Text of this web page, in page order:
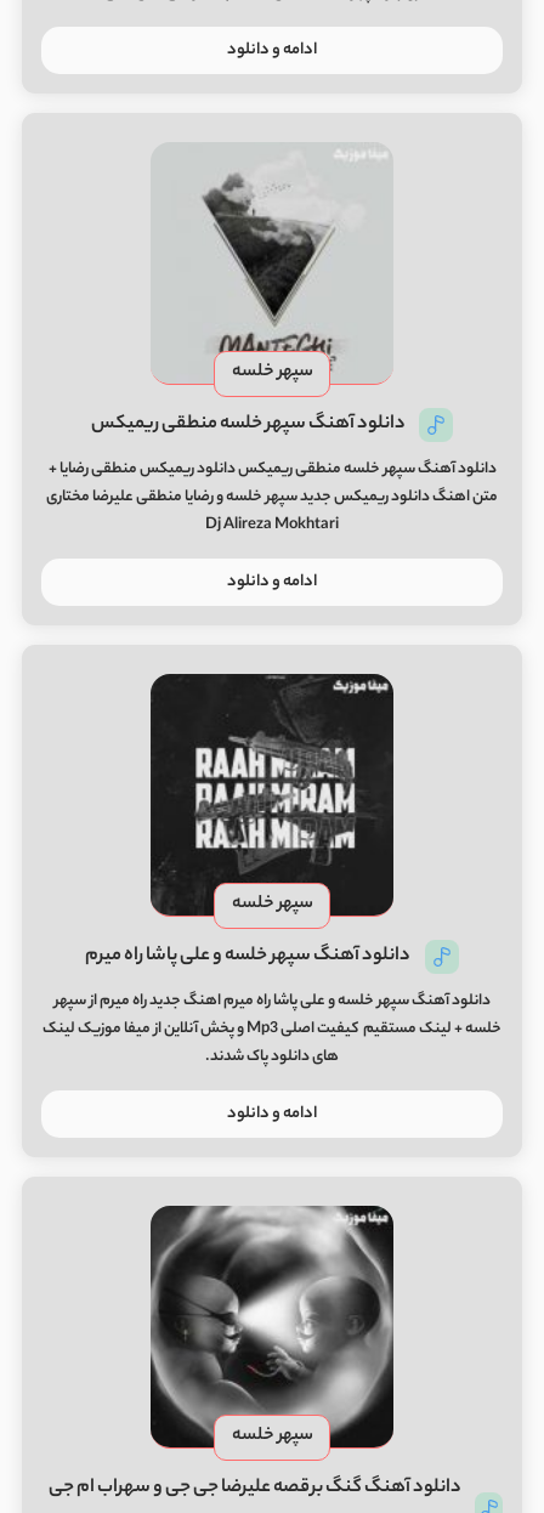
ادامه و دانلود
سپهر خلسه
دانلود آهنگ سپهر خلسه منطقی ریمیکس
دانلود آهنگ سپهر خلسه منطقی ریمیکس دانلود ریمیکس منطقی رضایا +
متن اهنگ دانلود ریمیکس جدید سپهر خلسه و رضایا منطقی علیرضا مختاری
Dj Alireza Mokhtari
ادامه و دانلود
سپهر خلسه
دانلود آهنگ سپهر خلسه و علی پاشا راه میرم
دانلود آهنگ سپهر خلسه و علی پاشا راه میرم اهنگ جدید راه میرم از سپهر
خلسه + لینک مستقیم کیفیت اصلی Mp3 و پخش آنلاین از میفا موزیک لینک
های دانلود پاک شدند.
ادامه و دانلود
سپهر خلسه
دانلود آهنگ گنگ برقصه علیرضا جی جی و سهراب ام جی